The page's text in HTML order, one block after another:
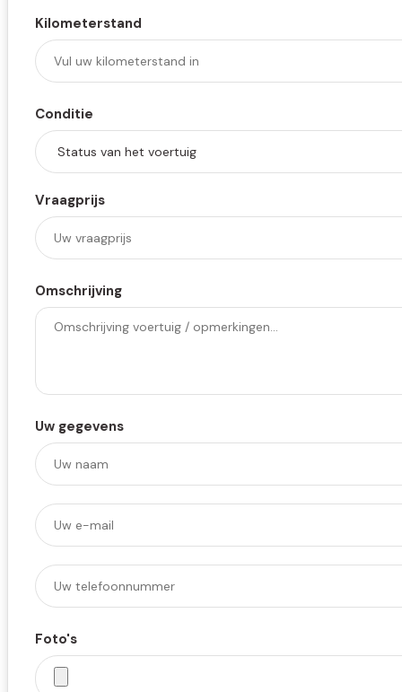
Kilometerstand
Conditie
Vraagprijs
Omschrijving
Uw gegevens
Foto's